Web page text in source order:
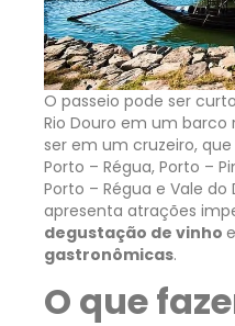
O passeio pode ser
Rio Douro em um
ser em um cruzeiro,
Porto – Régua, Porto –
Porto – Régua e Vale
apresenta atrações
degustação de vinho
gastronômicas.
O que